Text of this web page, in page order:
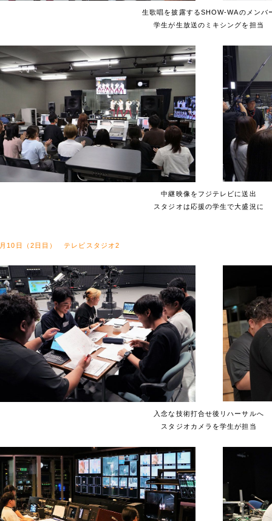
生歌唱を披露するSHOW-WAのメンバ
学生が生放送のミキシングを担当
中継映像をフジテレビに送出
スタジオは応援の学生で大盛況に
10日（2日目） テレビスタジオ2
入念な技術打合せ後リハーサルへ
スタジオカメラを学生が担当